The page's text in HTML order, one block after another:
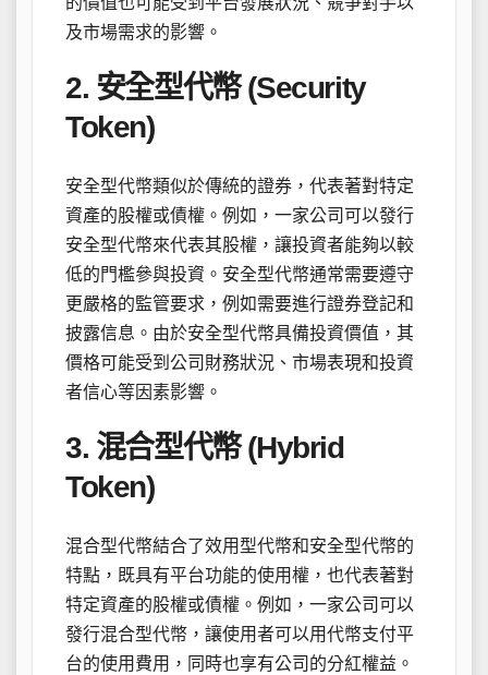
及市場需求的影響。
2. 安全型代幣 (Security
Token)
安全型代幣類似於傳統的證券，代表著對特定
資產的股權或債權。例如，一家公司可以發行
安全型代幣來代表其股權，讓投資者能夠以較
低的門檻參與投資。安全型代幣通常需要遵守
更嚴格的監管要求，例如需要進行證券登記和
披露信息。由於安全型代幣具備投資價值，其
價格可能受到公司財務狀況、市場表現和投資
者信心等因素影響。
3. 混合型代幣 (Hybrid
Token)
混合型代幣結合了效用型代幣和安全型代幣的
特點，既具有平台功能的使用權，也代表著對
特定資產的股權或債權。例如，一家公司可以
發行混合型代幣，讓使用者可以用代幣支付平
台的使用費用，同時也享有公司的分紅權益。